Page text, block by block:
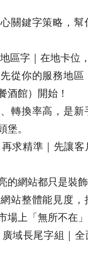
關鍵字策略，
區字｜在地卡位
從你的服務地區
酒館）開始！
轉換率高，是新
。
求精準｜先讓客
的網站都只是裝飾
站整體能見度，
場上「無所不在」
域長尾字組｜